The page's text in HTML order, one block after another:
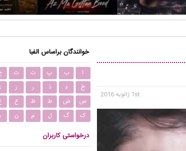
1st ژانویه 2016
خوانندگان براساس الفبا
ا ب پ ت ث
خ
د ذ ر ز
ص
ض ط ظ ع
ک
گ ل م ن
درخواستی کاربران